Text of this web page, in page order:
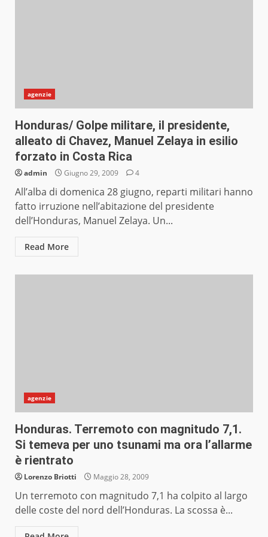
agenzie
Honduras/ Golpe militare, il presidente,
alleato di Chavez, Manuel Zelaya in esilio
forzato in Costa Rica
admin Giugno 29, 2009 4
All’alba di domenica 28 giugno, reparti militari hanno
fatto irruzione nell’abitazione del presidente
dell’Honduras, Manuel Zelaya. Un...
Read More
agenzie
Honduras. Terremoto con magnitudo 7,1.
Si temeva per uno tsunami ma ora l’allarme
è rientrato
Lorenzo Briotti Maggio 28, 2009
Un terremoto con magnitudo 7,1 ha colpito al largo
delle coste del nord dell’Honduras. La scossa è...